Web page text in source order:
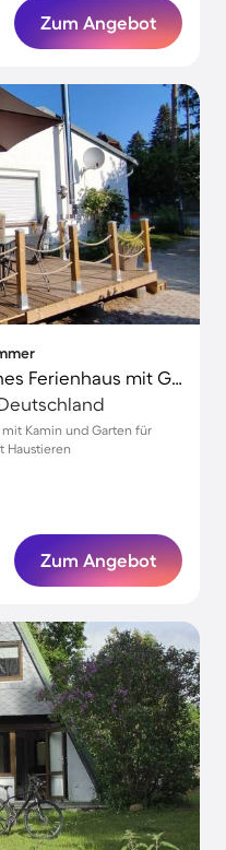
Zum Angebot
Familienorientiertes schönes Ferienhaus mit Garten, Grill und Terrasse | Hunde erlaubt
mit Kamin und Garten für
Haustieren
Zum Angebot